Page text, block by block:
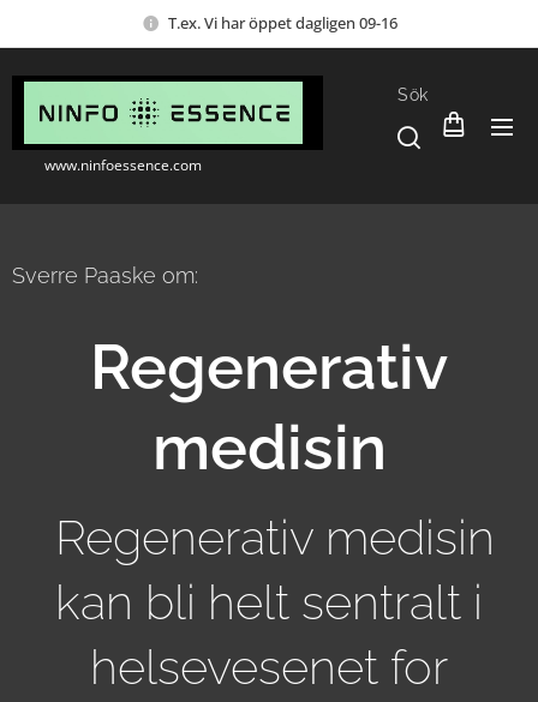
T.ex. Vi har öppet dagligen 09-16
www.ninfoessence.com
Sök
Sverre Paaske om:
Regenerativ
medisin
Regenerativ medisin
kan bli helt sentralt i
helsevesenet for